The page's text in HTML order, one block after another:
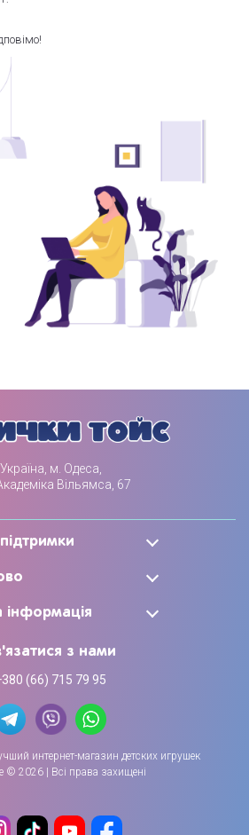
Україна, м. Одеса,
Вільямса, 67
інформація
з нами
(66) 715 79 95
интернет-магазин детских игрушек
© 2026 | Всі права захищені